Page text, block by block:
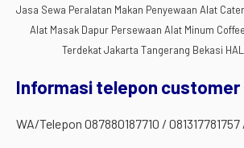
Jasa Sewa Peralatan Makan Penyewaan Alat
Alat Masak Dapur Persewaan Alat Minum
Terdekat Jakarta Tangerang Bekasi
Informasi telepon
WA/Telepon 087880187710 /